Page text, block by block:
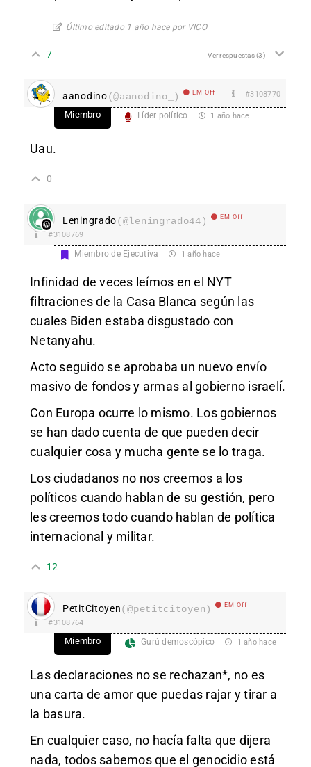
Último editado 1 año hace por VICO
7 Ver respuestas(3)
aanodino(@aanodino_) EM Off #3108770
Miembro Líder político 1 año hace
Uau.
0
Leningrado(@leningrado44) EM Off
#3108769
Miembro de Ejecutiva 1 año hace
Infinidad de veces leímos en el NYT
filtraciones de la Casa Blanca según las
cuales Biden estaba disgustado con
Netanyahu.
Acto seguido se aprobaba un nuevo envío
masivo de fondos y armas al gobierno israelí.
Con Europa ocurre lo mismo. Los gobiernos
se han dado cuenta de que pueden decir
cualquier cosa y mucha gente se lo traga.
Los ciudadanos no nos creemos a los
políticos cuando hablan de su gestión, pero
les creemos todo cuando hablan de política
internacional y militar.
12
PetitCitoyen(@petitcitoyen) EM Off
#3108764
Miembro Gurú demoscópico 1 año hace
Las declaraciones no se rechazan*, no es
una carta de amor que puedas rajar y tirar a
la basura.
En cualquier caso, no hacía falta que dijera
nada, todos sabemos que el genocidio está